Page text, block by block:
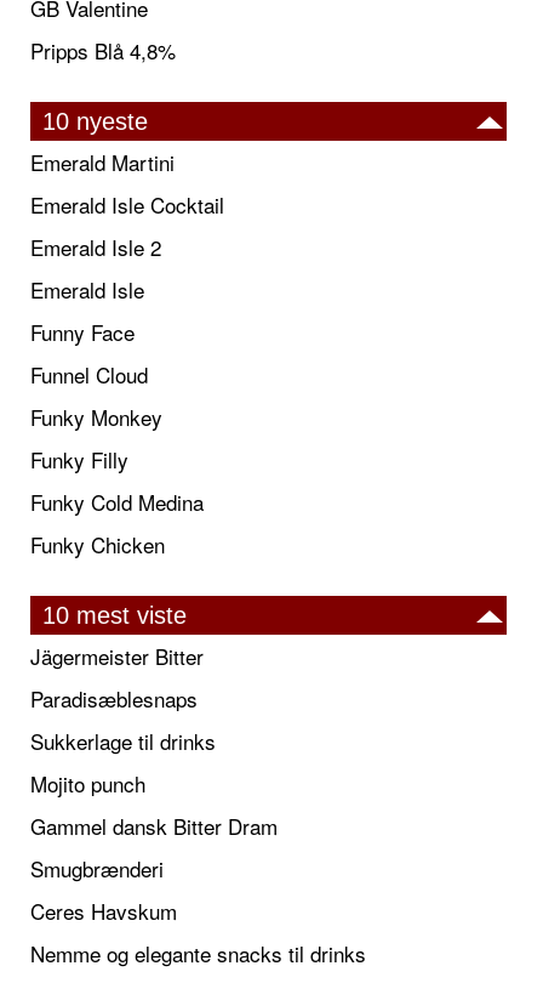
GB Valentine
Pripps Blå 4,8%
10 nyeste
Emerald Martini
Emerald Isle Cocktail
Emerald Isle 2
Emerald Isle
Funny Face
Funnel Cloud
Funky Monkey
Funky Filly
Funky Cold Medina
Funky Chicken
10 mest viste
Jägermeister Bitter
Paradisæblesnaps
Sukkerlage til drinks
Mojito punch
Gammel dansk Bitter Dram
Smugbrænderi
Ceres Havskum
Nemme og elegante snacks til drinks